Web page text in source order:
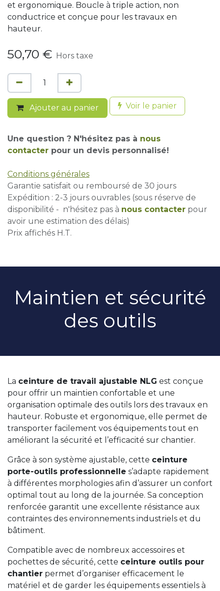
et ergonomique. Boucle à triple action, non
conductrice et conçue pour les travaux en
hauteur.
50,70 € Hors taxe
Ajouter au panier Voir le panier
Une question ? N'hésitez pas à nous
contacter pour un devis personnalisé!
Conditions générales
Garantie satisfait ou remboursé de 30 jours
Expédition : 2-3 jours ouvrables (sous réserve de
disponibilité - n'hésitez pas à nous contacter pour
avoir une estimation des délais)
Prix affichés H.T.
Maintien et sécurité
des outils
La ceinture de travail ajustable NLG est conçue
pour offrir un maintien confortable et une
organisation optimale des outils lors des travaux en
hauteur. Robuste et ergonomique, elle permet de
transporter facilement vos équipements tout en
améliorant la sécurité et l’efficacité sur chantier.
Grâce à son système ajustable, cette ceinture
porte-outils professionnelle s’adapte rapidement
à différentes morphologies afin d’assurer un confort
optimal tout au long de la journée. Sa conception
renforcée garantit une excellente résistance aux
contraintes des environnements industriels et du
bâtiment.
Compatible avec de nombreux accessoires et
pochettes de sécurité, cette ceinture outils pour
chantier permet d’organiser efficacement le
matériel et de garder les équipements essentiels à